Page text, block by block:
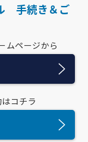
手続き＆ご
ムページから
コチラ